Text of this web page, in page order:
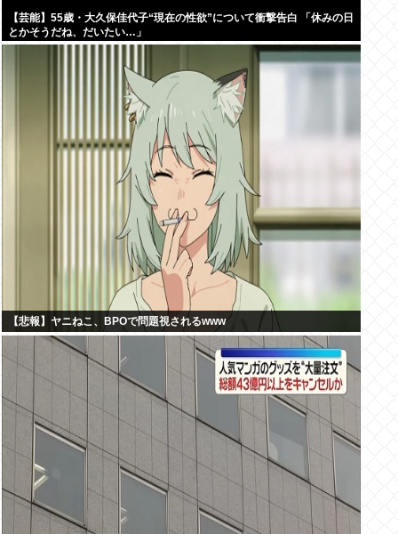
【芸能】55歳・大久保佳代子“現在の性欲”について衝撃告白 「休みの日
とかそうだね、だいたい…」
【悲報】ヤニねこ、BPOで問題視されるwww